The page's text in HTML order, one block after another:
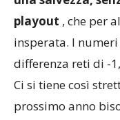
una salvezza,
, che per
insperata. I